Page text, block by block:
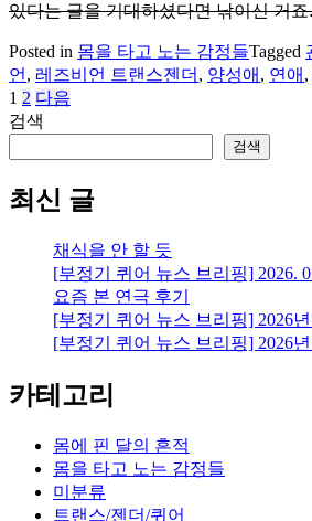
있다는 글을 기대하셨다면 낚이신 거
Posted in 몸을 타고 노는 감정들Tagged
언 , 레즈비언 트랜스젠더 , 양성애 , 연애 ,
글
페
지
1 2 다음
검색
검색
최신 글
채식을 안 할 듯
[부정기 퀴어 뉴스 브리핑] 2026.
요즘 본 연극 후기
[부정기 퀴어 뉴스 브리핑] 2026
[부정기 퀴어 뉴스 브리핑] 2026
카테고리
몸에 핀 달의 흔적
몸을 타고 노는 감정들
미분류
트랜스/젠더/퀴어